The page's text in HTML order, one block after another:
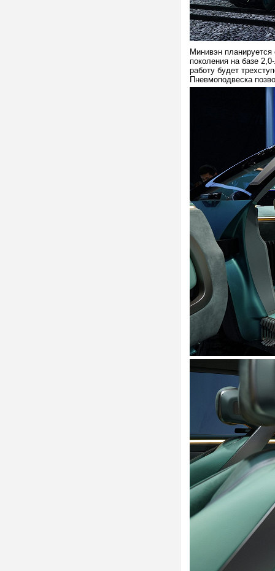
Минивэн планируется
поколения на базе
работу будет
Пневмоподвеска